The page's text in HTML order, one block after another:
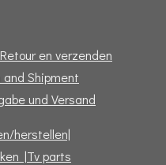
en verzenden
Shipment
und Versand
herstellen|
|Tv parts